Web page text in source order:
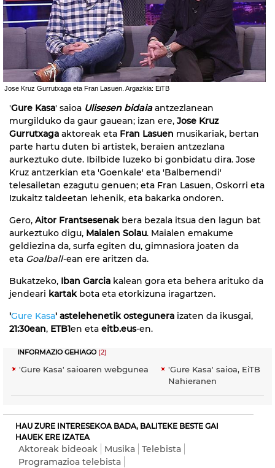
Jose Kruz Gurrutxaga eta Fran Lasuen. Argazkia: EiTB
'Gure Kasa' saioa Ulisesen bidaiaantzezlanean
murgilduko da gaur gauean; izan ere, Jose Kruz
Gurrutxaga aktoreak eta Fran Lasuen musikariak, bertan
parte hartu duten bi artistek, beraien antzezlana
aurkeztuko dute. Ibilbide luzeko bi gonbidatu dira. Jose
Kruz antzerkian eta 'Goenkale' eta 'Balbemendi'
telesailetan ezagutu genuen; eta Fran Lasuen, Oskorri eta
Izukaitz taldeetan lehenik, eta bakarka ondoren.
Gero, Aitor Frantsesenakbera bezala itsua den lagun bat
aurkeztuko digu, Maialen Solau. Maialen emakume
geldiezina da, surfa egiten du, gimnasiora joaten da
eta Goalball-ean ere aritzen da.
Bukatzeko, Iban Garcia kalean gora eta behera arituko da
jendeari kartakbota eta etorkizuna iragartzen.
'Gure Kasa' astelehenetik ostegunera izaten da ikusgai,
21:30ean, ETB1en eta eitb.eus-en.
INFORMAZIO GEHIAGO(2)
'Gure Kasa' saioaren webgunea
'Gure Kasa' saioa, EiTB
Nahieranen
HAU ZURE INTERESEKOA BADA, BALITEKE BESTE GAI
HAUEK ERE IZATEA
Aktoreak bideoak Musika
Telebista
Programazioa telebista